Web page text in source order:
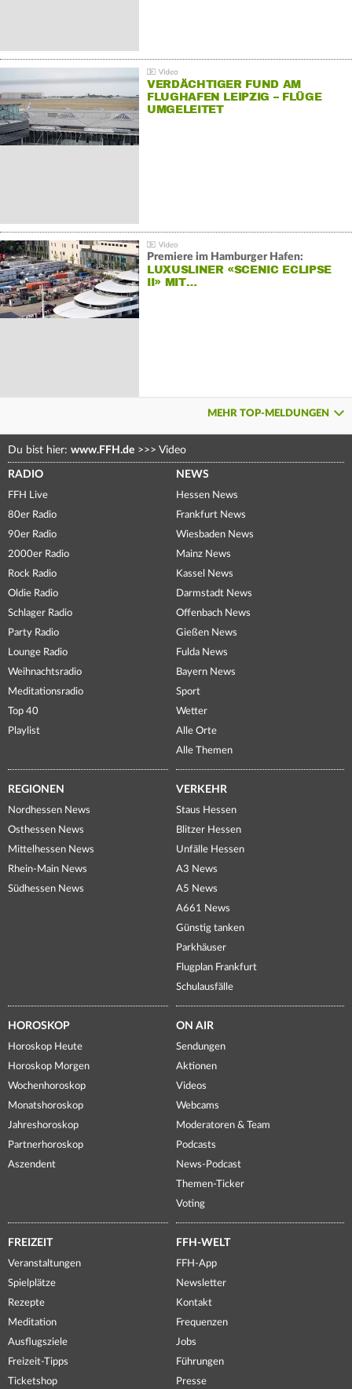
VERDÄCHTIGER FUND AM
FLUGHAFEN LEIPZIG – FLÜGE
UMGELEITET
Premiere im Hamburger Hafen:
LUXUSLINER «SCENIC ECLIPSE
II» MIT…
MEHR TOP-MELDUNGEN
Du bist hier: www.FFH.de >>> Video
RADIO
FFH Live
80er Radio
90er Radio
2000er Radio
Rock Radio
Oldie Radio
Schlager Radio
Party Radio
Lounge Radio
Weihnachtsradio
Meditationsradio
Top 40
Playlist
NEWS
Hessen News
Frankfurt News
Wiesbaden News
Mainz News
Kassel News
Darmstadt News
Offenbach News
Gießen News
Fulda News
Bayern News
Sport
Wetter
Alle Orte
Alle Themen
REGIONEN
Nordhessen News
Osthessen News
Mittelhessen News
Rhein-Main News
Südhessen News
VERKEHR
Staus Hessen
Blitzer Hessen
Unfälle Hessen
A3 News
A5 News
A661 News
Günstig tanken
Parkhäuser
Flugplan Frankfurt
Schulausfälle
HOROSKOP
Horoskop Heute
Horoskop Morgen
Wochenhoroskop
Monatshoroskop
Jahreshoroskop
Partnerhoroskop
Aszendent
ON AIR
Sendungen
Aktionen
Videos
Webcams
Moderatoren & Team
Podcasts
News-Podcast
Themen-Ticker
Voting
FREIZEIT
Veranstaltungen
Spielplätze
Rezepte
Meditation
Ausflugsziele
Freizeit-Tipps
Ticketshop
FFH-WELT
FFH-App
Newsletter
Kontakt
Frequenzen
Jobs
Führungen
Presse